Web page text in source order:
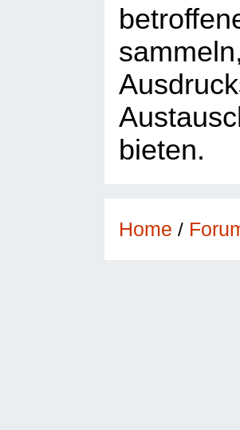
bieten.
Home /